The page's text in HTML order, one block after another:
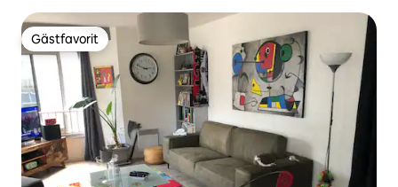
Gästfavorit
Gästfavorit